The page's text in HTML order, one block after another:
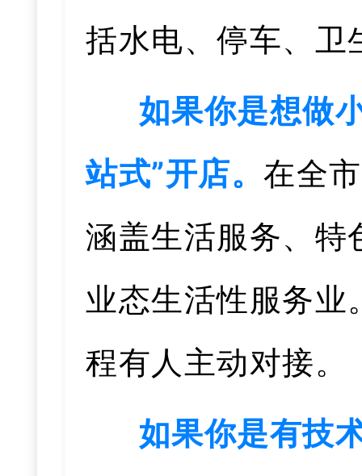
括水电、停车、卫
如果你是想做
站式”开店。 在全
涵盖生活服务、特
业态生活性服务业
程有人主动对接。
如果你是有技